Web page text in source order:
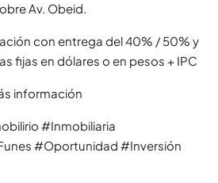
Av. Obeid.
con entrega del 40% / 50% y
fijas en dólares o en pesos + IPC
información
#Inmobiliaria
#Oportunidad #Inversión